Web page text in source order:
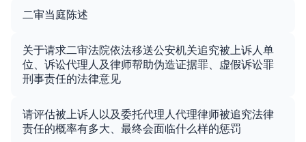
二审当庭陈述
关于请求二审法院依法移送公安机关追究被上诉人单
位、诉讼代理人及律师帮助伪造证据罪、虚假诉讼罪
刑事责任的法律意见
请评估被上诉人以及委托代理人代理律师被追究法律
责任的概率有多大、最终会面临什么样的惩罚